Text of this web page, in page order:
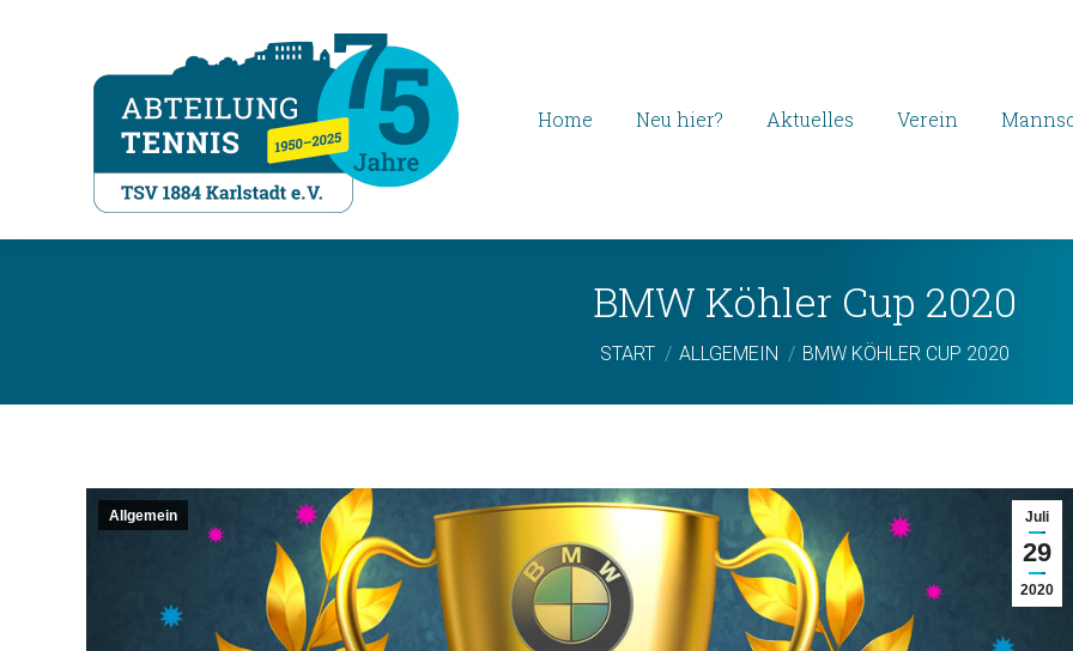
Home Neu hier? Aktuelles Verein
BMW Köhler Cup 2020
Sie befinden sich hier:
START ALLGEMEIN BMW KÖHLER CUP 2020
Juli
29
2020
Allgemein